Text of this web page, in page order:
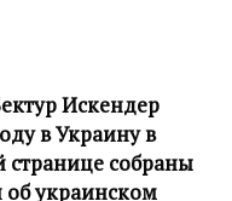
Искендер
в Украину в
странице собраны
об украинском